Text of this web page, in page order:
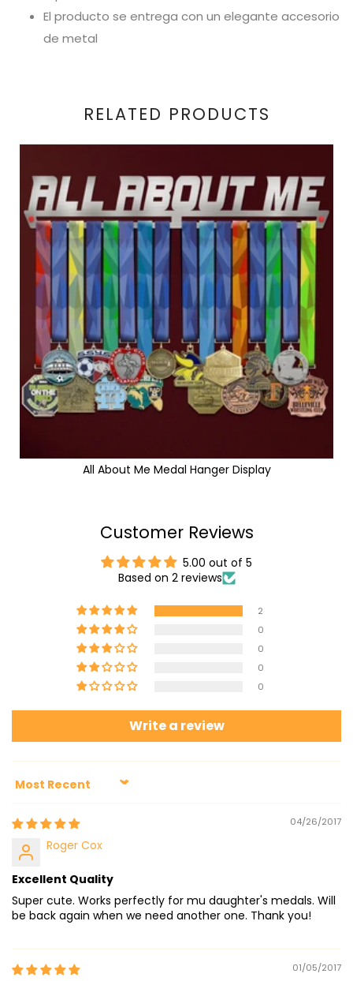
El producto se entrega con un elegante accesorio
de metal
RELATED PRODUCTS
All About Me Medal Hanger Display
Customer Reviews
5.00 out of 5
Based on 2 reviews
2
0
0
0
0
Write a review
Sort by
04/26/2017
Roger Cox
Excellent Quality
Super cute. Works perfectly for mu daughter's medals. Will
be back again when we need another one. Thank you!
01/05/2017